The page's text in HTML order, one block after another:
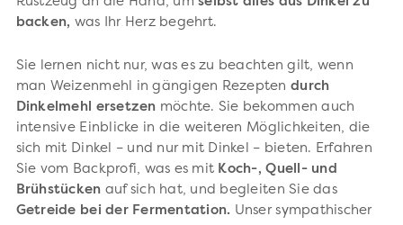
backen, was Ihr Herz begehrt.
Sie lernen nicht nur, was es zu beachten gilt, wenn
man Weizenmehl in gängigen Rezeptendurch
Dinkelmehl ersetzen möchte. Sie bekommen auch
intensive Einblicke in die weiteren Möglichkeiten, die
sich mit Dinkel – und nur mit Dinkel – bieten. Erfahren
Sie vom Backprofi, was es mit Koch-, Quell- und
Brühstücken auf sich hat, und begleiten Sie das
Getreide bei der Fermentation. Unser sympathischer